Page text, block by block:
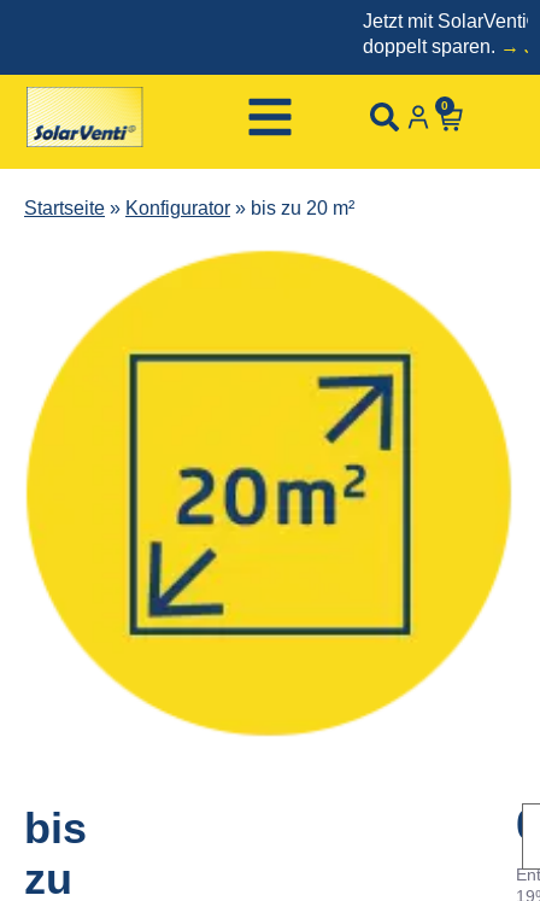
Jetzt mit SolarVenti®
doppelt sparen.→
0
Startseite » Konfigurator » bis zu 20 m²
bis
zu